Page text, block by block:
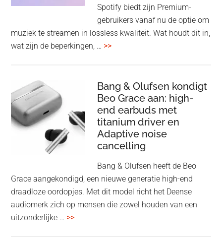
Spotify biedt zijn Premium-
gebruikers vanaf nu de optie om
muziek te streamen in lossless kwaliteit. Wat houdt dit in,
wat zijn de beperkingen, … >>overSpotify
nu
ook
in
‘lossless’
kwaliteit
Bang & Olufsen kondigt
Beo Grace aan: high-
end earbuds met
titanium driver en
Adaptive noise
cancelling
Bang & Olufsen heeft de Beo
Grace aangekondigd, een nieuwe generatie high-end
draadloze oordopjes. Met dit model richt het Deense
audiomerk zich op mensen die zowel houden van een
uitzonderlijke … >>overBang